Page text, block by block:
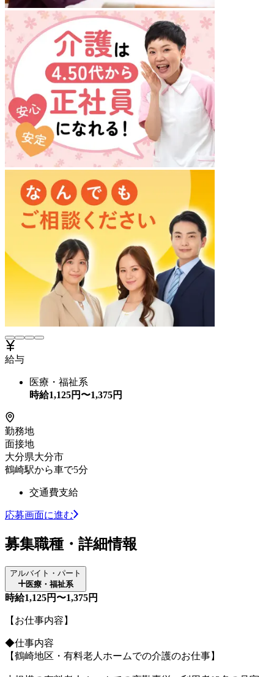
給与
医療・福祉系
時給1,125円〜1,375円
勤務地
面接地
大分県大分市
鶴崎駅から車で5分
交通費支給
応募画面に進む
募集職種・詳細情報
アルバイト・パート
医療・福祉系
時給1,125円〜1,375円
【お仕事内容】
◆仕事内容
【鶴崎地区・有料老人ホームでの介護のお仕事】